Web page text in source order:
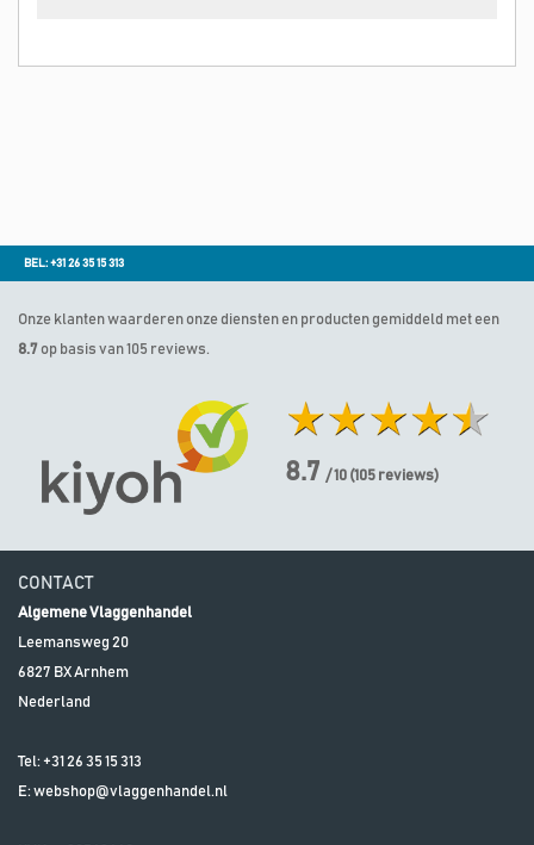
BEL: +31 26 35 15 313
Onze klanten waarderen onze diensten en producten gemiddeld met een
8.7 op basis van 105 reviews.
8.7 / 10 (105 reviews)
CONTACT
Algemene Vlaggenhandel
Leemansweg 20
6827 BXArnhem
Nederland
Tel: +31 26 35 15 313
E:webshop@vlaggenhandel.nl